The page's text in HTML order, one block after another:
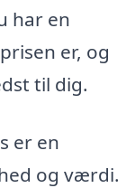
har en
er, og
til dig.
er en
og værdi.